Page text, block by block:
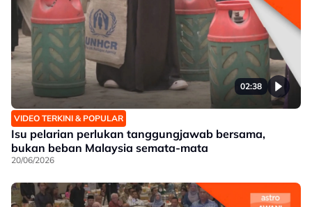
02:38
VIDEO TERKINI & POPULAR
Isu pelarian perlukan tanggungjawab bersama,
bukan beban Malaysia semata-mata
20/06/2026